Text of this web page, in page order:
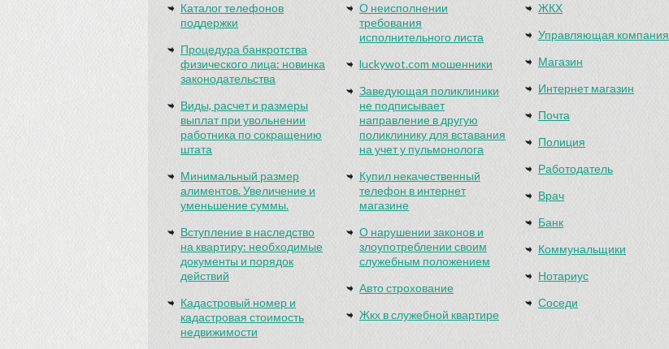
Каталог телефонов
поддержки
Процедура банкротства
физического лица: новинка
законодательства
Виды, расчет и размеры
выплат при увольнении
работника по сокращению
штата
Минимальный размер
алиментов. Увеличение и
уменьшение суммы.
Вступление в наследство
на квартиру: необходимые
документы и порядок
действий
Кадастровый номер и
кадастровая стоимость
недвижимости
О неисполнении
требования
исполнительного листа
luckywot.com мошенники
Заведующая поликлиники
не подписывает
направление в другую
поликлинику для вставания
на учет у пульмонолога
Купил некачественный
телефон в интернет
магазине
О нарушении законов и
злоупотреблении своим
служебным положением
Авто строхование
Жкх в служебной квартире
ЖКХ
Управляющая компания
Магазин
Интернет магазин
Почта
Полиция
Работодатель
Врач
Банк
Коммунальщики
Нотариус
Соседи